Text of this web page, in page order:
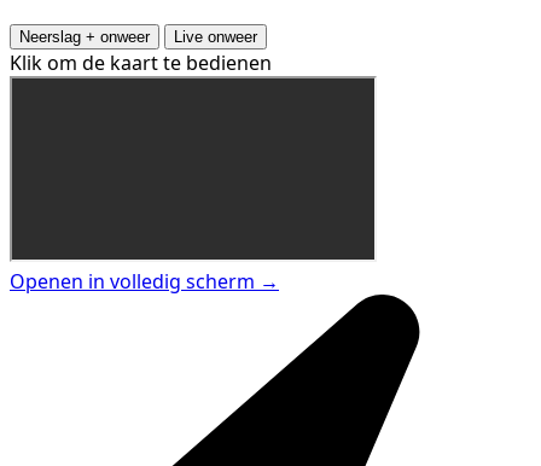
Neerslag + onweer Live onweer
Klik om de kaart te bedienen
Openen in volledig scherm →